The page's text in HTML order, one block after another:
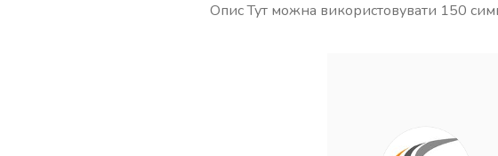
Опис Тут можна використовувати 150